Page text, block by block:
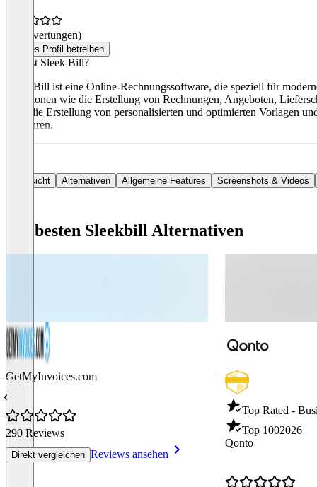
(0 Bewertungen)
Dieses Profil betreiben
Was ist Sleek Bill?
Sleek Bill ist eine Online-Rechnungssoftware, die speziell für
Funktionen wie die Erstellung von Rechnungen, Angeboten,
auch die Erstellung von personalisierten und optimierten Vorlagen
Gebühren.
Übersicht Alternativen Allgemeine Features Screenshots & Videos
Die besten Sleekbill Alternativen
GetMyInvoices.com
290 Reviews
Direkt vergleichen Reviews ansehen
Top Rated -
Top 1002026
Qonto